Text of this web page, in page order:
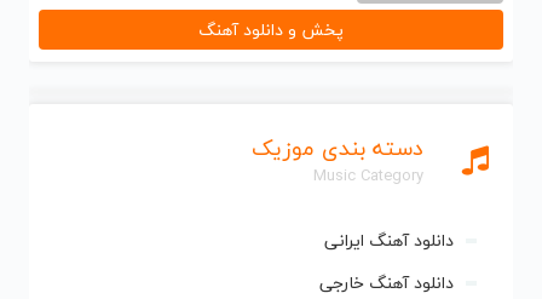
دسته بندی موزیک
Music Category
دانلود آهنگ ایرانی
دانلود آهنگ خارجی
پخش و دانلود آهنگ